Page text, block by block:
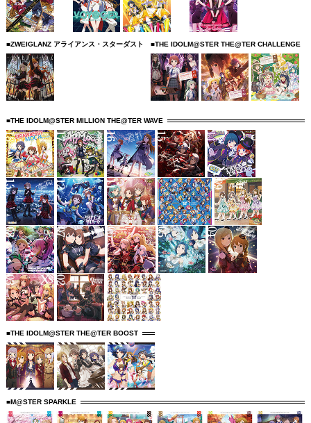
■ZWEIGLANZ アライアンス・スターダスト ■THE IDOLM@STER THE@TER CHALLENGE
■THE IDOLM@STER MILLION THE@TER WAVE
■THE IDOLM@STER THE@TER BOOST
■M@STER SPARKLE